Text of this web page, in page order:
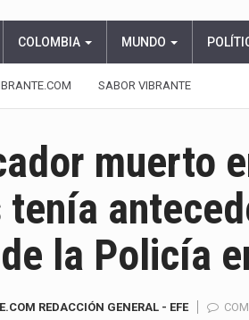
COLOMBIA MUNDO
SABOR VIBRANTE
muerto
tenía
la Policía
REDACCIÓN GENERAL - EFE